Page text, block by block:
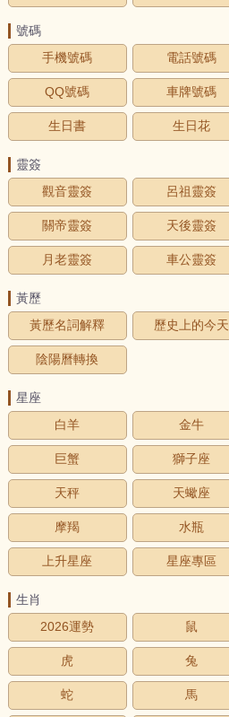
號碼
手機號碼
電話號碼
QQ號碼 車牌號碼
生日書 生日花
靈簽
觀音靈簽
呂祖靈簽
關帝靈簽 天後靈簽
月老靈簽 車公靈簽
黃歷
黃歷名詞解釋
歷史上的今天
陰陽曆轉換
星座
白羊
金牛
巨蟹 獅子座
天秤 天蠍座
摩羯 水瓶
上升星座 星座專區
生肖
2026運勢
鼠
虎 兔
蛇 馬